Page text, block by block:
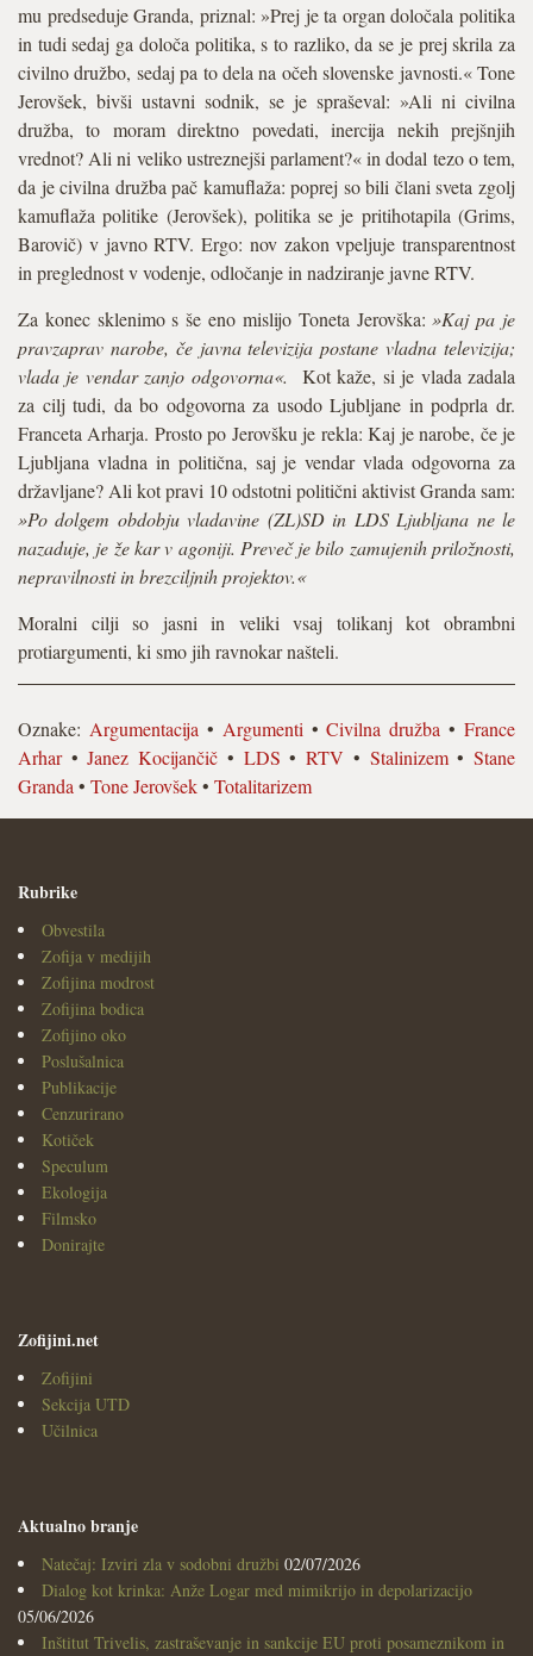
mu predseduje Granda, priznal: »Prej je ta organ določala politika
in tudi sedaj ga določa politika, s to razliko, da se je prej skrila za
civilno družbo, sedaj pa to dela na očeh slovenske javnosti.« Tone
Jerovšek, bivši ustavni sodnik, se je spraševal: »Ali ni civilna
družba, to moram direktno povedati, inercija nekih prejšnjih
vrednot? Ali ni veliko ustreznejši parlament?« in dodal tezo o tem,
da je civilna družba pač kamuflaža: poprej so bili člani sveta zgolj
kamuflaža politike (Jerovšek), politika se je pritihotapila (Grims,
Barovič) v javno RTV. Ergo: nov zakon vpeljuje transparentnost
in preglednost v vodenje, odločanje in nadziranje javne RTV.
Za konec sklenimo s še eno mislijo Toneta Jerovška:»Kaj pa je
pravzaprav narobe, če javna televizija postane vladna televizija;
vlada je vendar zanjo odgovorna«. Kot kaže, si je vlada zadala
za cilj tudi, da bo odgovorna za usodo Ljubljane in podprla dr.
Franceta Arharja. Prosto po Jerovšku je rekla: Kaj je narobe, če je
Ljubljana vladna in politična, saj je vendar vlada odgovorna za
državljane? Ali kot pravi 10 odstotni politični aktivist Granda sam:
»Po dolgem obdobju vladavine (ZL)SD in LDS Ljubljana ne le
nazaduje, je že kar v agoniji. Preveč je bilo zamujenih priložnosti,
nepravilnosti in brezciljnih projektov.«
Moralni cilji so jasni in veliki vsaj tolikanj kot obrambni
protiargumenti, ki smo jih ravnokar našteli.
Oznake: Argumentacija • Argumenti •Civilna družba • France
Arhar•Janez Kocijančič • LDS •RTV • Stalinizem•Stane
Granda • Tone Jerovšek• Totalitarizem
Rubrike
Obvestila
Zofija v medijih
Zofijina modrost
Zofijina bodica
Zofijino oko
Poslušalnica
Publikacije
Cenzurirano
Kotiček
Speculum
Ekologija
Filmsko
Donirajte
Zofijini.net
Zofijini
Sekcija UTD
Učilnica
Aktualno branje
Natečaj: Izviri zla v sodobni družbi 02/07/2026
Dialog kot krinka: Anže Logar med mimikrijo in depolarizacijo
05/06/2026
Inštitut Trivelis, zastraševanje in sankcije EU proti posameznikom in